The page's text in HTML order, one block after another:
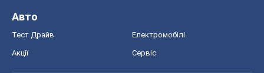
Авто
Тест Драйв Електромобілі
Акції Сервіс